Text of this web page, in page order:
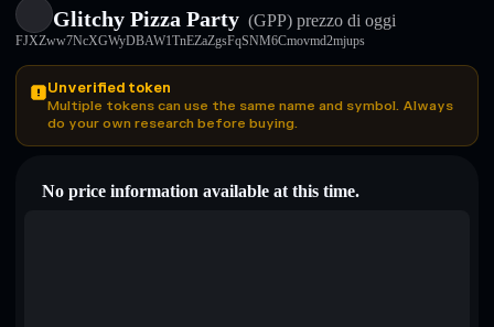
Glitchy Pizza Party (GPP) prezzo di oggi
FJXZww7NcXGWyDBAW1TnEZaZgsFqSNM6Cmovmd2mjups
Unverified token
Multiple tokens can use the same name and symbol. Always
do your own research before buying.
No price information available at this time.